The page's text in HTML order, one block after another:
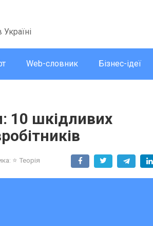
Web-словник Бізнес-ідеї
10 шкідливих
⭐ Теорія